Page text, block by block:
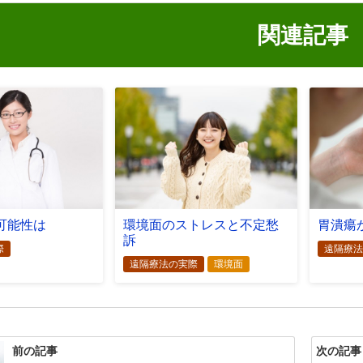
関連記事
能性は
環境面のストレスと不定愁
訴
遠隔療法の実際 環境面
胃潰瘍
遠隔療
前の記事 次の記事